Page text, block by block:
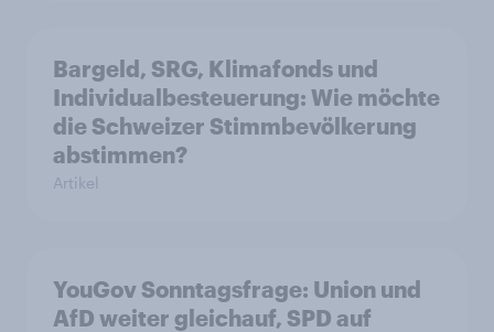
Bargeld, SRG, Klimafonds und
Individualbesteuerung: Wie möchte
die Schweizer Stimmbevölkerung
abstimmen?
Artikel
YouGov Sonntagsfrage: Union und
AfD weiter gleichauf, SPD auf